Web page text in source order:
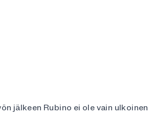
jälkeen Rubino ei ole vain ulkoinen